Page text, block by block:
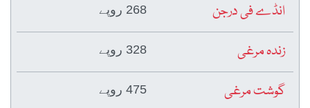
انڈے فی درجن
268 روپے
زندہ مرغی 328 روپے
گوشت مرغی 475 روپے